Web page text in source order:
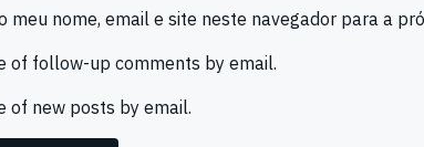
meu nome, email e site neste navegador para a
of follow-up comments by email.
of new posts by email.